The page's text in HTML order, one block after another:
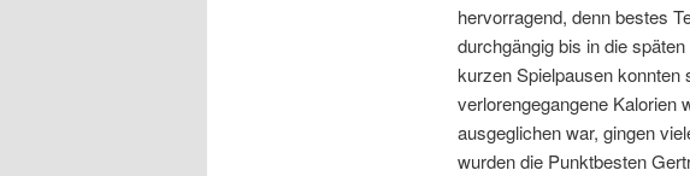
hervorragend, denn bestes
durchgängig bis in die
kurzen Spielpausen konnten
verlorengegangene Kalorien
ausgeglichen war, gingen
wurden die Punktbesten